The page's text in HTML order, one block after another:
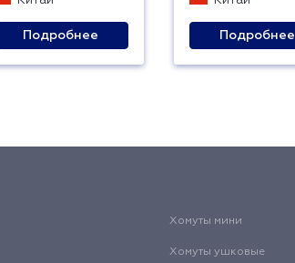
Подробнее Подробнее
Хомуты мини
Хомуты ушковые